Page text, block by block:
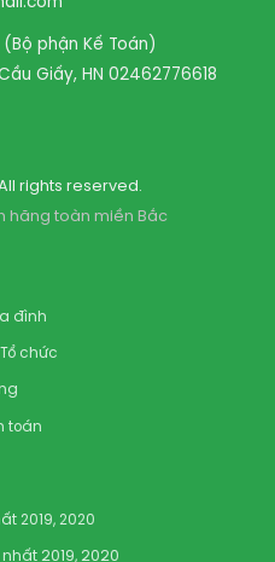
(Bộ phận Kế Toán)
Giấy, HN 02462776618
rights reserved.
hãng toàn miền Bắc
đình
chức
toán
2019, 2020
2019, 2020